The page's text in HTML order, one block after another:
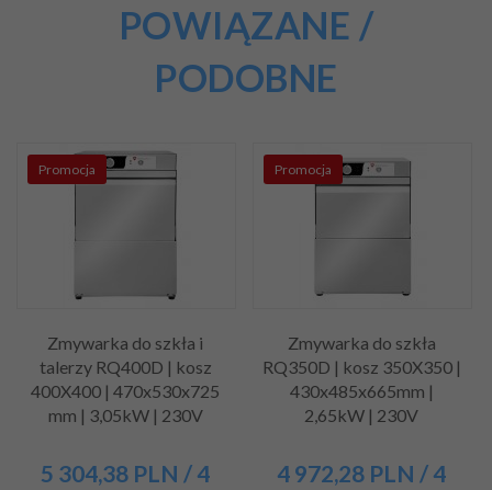
POWIĄZANE /
PODOBNE
Promocja
Zmywarka do szkła i
talerzy RQ400D | kosz
400X400 | 470x530x725
mm | 3,05kW | 230V
5 304,38 PLN / 4
Promocja
Zmywarka do szkła
RQ350D | kosz 350X350 |
430x485x665mm |
2,65kW | 230V
4 972,28 PLN / 4